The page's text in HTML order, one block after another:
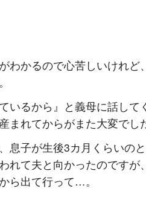
わかるので心苦しいけれど
いるから』と義母に話して
まれてからがまた大変でし
息子が生後3カ月くらいの
れて夫と向かったのですが
ら出て行って…。